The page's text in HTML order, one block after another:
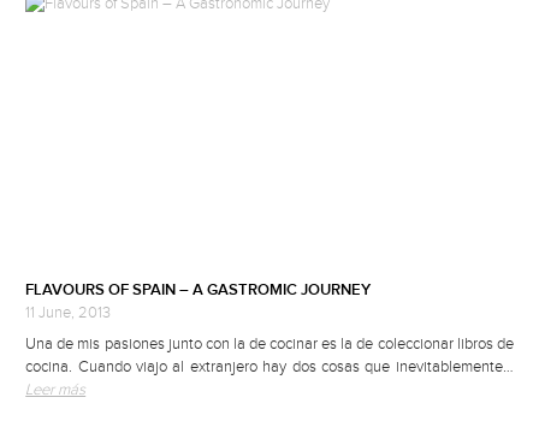
FLAVOURS OF SPAIN – A GASTROMIC JOURNEY
11 June, 2013
Una de mis pasiones junto con la de cocinar es la de coleccionar libros de
cocina. Cuando viajo al extranjero hay dos cosas que inevitablemente…
Leer más